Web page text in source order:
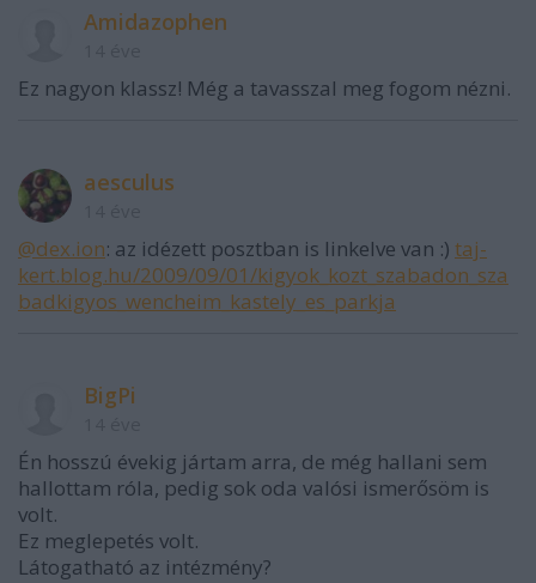
Amidazophen
Ez nagyon klassz! Még a tavasszal meg fogom nézni.
aesculus
@dex.ion: az idézett posztban is linkelve van :) taj-
kert.blog.hu/2009/09/01/kigyok_kozt_szabadon_sza
badkigyos_wencheim_kastely_es_parkja
BigPi
Én hosszú évekig jártam arra, de még hallani sem
hallottam róla, pedig sok oda valósi ismerősöm is
volt.
Ez meglepetés volt.
Látogatható az intézmény?